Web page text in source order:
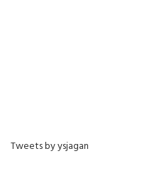
Tweets by ysjagan